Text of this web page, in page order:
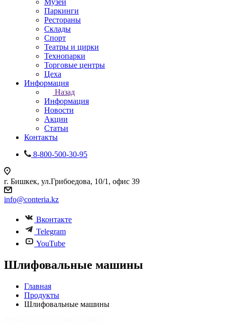
Музеи
Паркинги
Рестораны
Склады
Спорт
Театры и цирки
Технопарки
Торговые центры
Цеха
Информация
Назад
Информация
Новости
Акции
Статьи
Контакты
8-800-500-30-95
г. Бишкек, ул.Грибоедова, 10/1, офис 39
info@conteria.kz
Вконтакте
Telegram
YouTube
Шлифовальные машины
Главная
Продукты
Шлифовальные машины